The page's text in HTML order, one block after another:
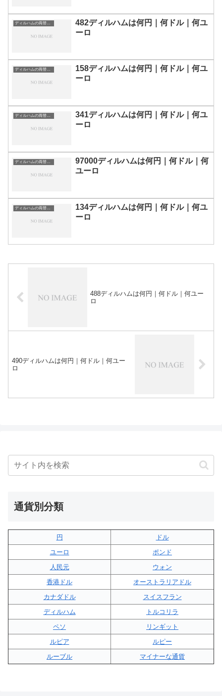
ディルハムの両替目安
482ディルハムは何円｜何ドル｜何ユ
ーロ
ディルハムの両替目安
158ディルハムは何円｜何ドル｜何ユ
ーロ
ディルハムの両替目安
341ディルハムは何円｜何ドル｜何ユ
ーロ
ディルハムの両替目安
97000ディルハムは何円｜何ドル｜何
ユーロ
ディルハムの両替目安
134ディルハムは何円｜何ドル｜何ユ
ーロ
488ディルハムは何円｜何ドル｜何ユー
ロ
490ディルハムは何円｜何ドル｜何ユー
ロ
通貨別分類
円
ドル
ユーロ
ポンド
人民元
ウォン
香港ドル
オーストラリアドル
カナダドル
スイスフラン
ディルハム
トルコリラ
ペソ
リンギット
ルピア
ルピー
ルーブル
マイナーな通貨